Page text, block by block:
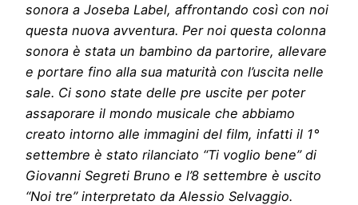
sonora a Joseba Label, affrontando così con noi
questa nuova avventura. Per noi questa colonna
sonora è stata un bambino da partorire, allevare
e portare fino alla sua maturità con l’uscita nelle
sale. Ci sono state delle pre uscite per poter
assaporare il mondo musicale che abbiamo
creato intorno alle immagini del film, infatti il 1°
settembre è stato rilanciato “Ti voglio bene” di
Giovanni Segreti Bruno e l’8 settembre è uscito
“Noi tre” interpretato da Alessio Selvaggio.